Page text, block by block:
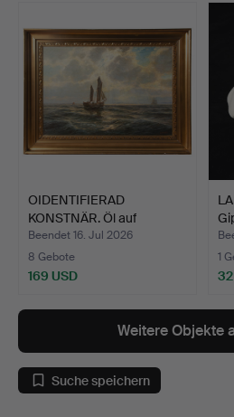
OIDENTIFIERAD
KONSTNÄR. Öl auf
Leinwand.
Beendet 16. Jul 2026
8 Gebote
169 USD
1
Weitere Objekte
Suche speichern